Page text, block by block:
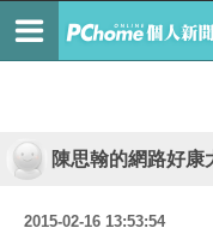
陳思翰的網路好康
2015-02-16 13:53:54